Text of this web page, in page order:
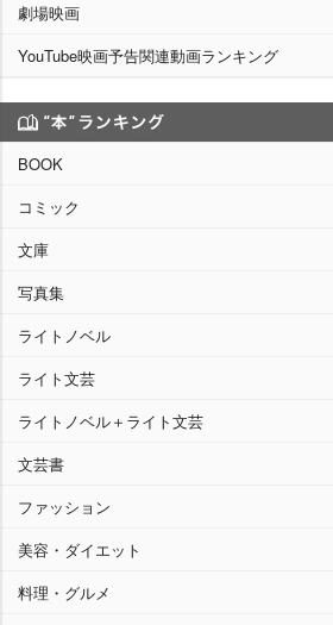
劇場映画
YouTube映画予告関連動画ランキング
BOOK
コミック
文庫
写真集
ライトノベル
ライト文芸
ライトノベル＋ライト文芸
文芸書
ファッション
美容・ダイエット
料理・グルメ